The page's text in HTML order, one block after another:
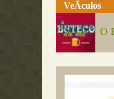
VeÃ­culos
O